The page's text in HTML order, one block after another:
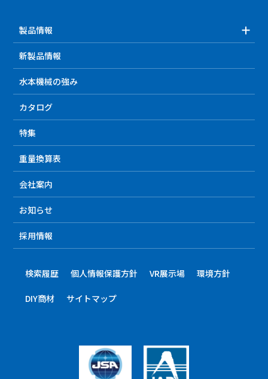
製品情報
新製品情報
水本機械の強み
カタログ
特集
重量換算表
会社案内
お知らせ
採用情報
検索履歴 個人情報保護方針 VR展示場 環境方針
DIY商材 サイトマップ